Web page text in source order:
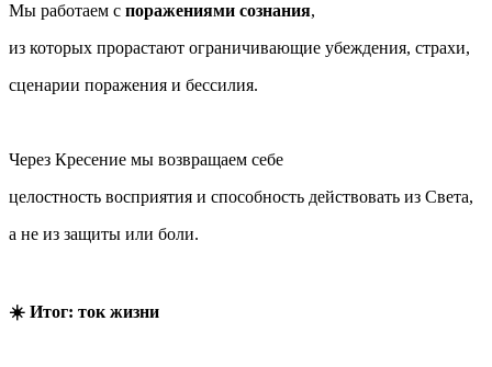
Мы работаем с поражениями сознания,
из которых прорастают ограничивающие убеждения, страхи,
сценарии поражения и бессилия.
Через Кресение мы возвращаем себе
целостность восприятия и способность действовать из Света,
а не из защиты или боли.
☀️ Итог: ток жизни